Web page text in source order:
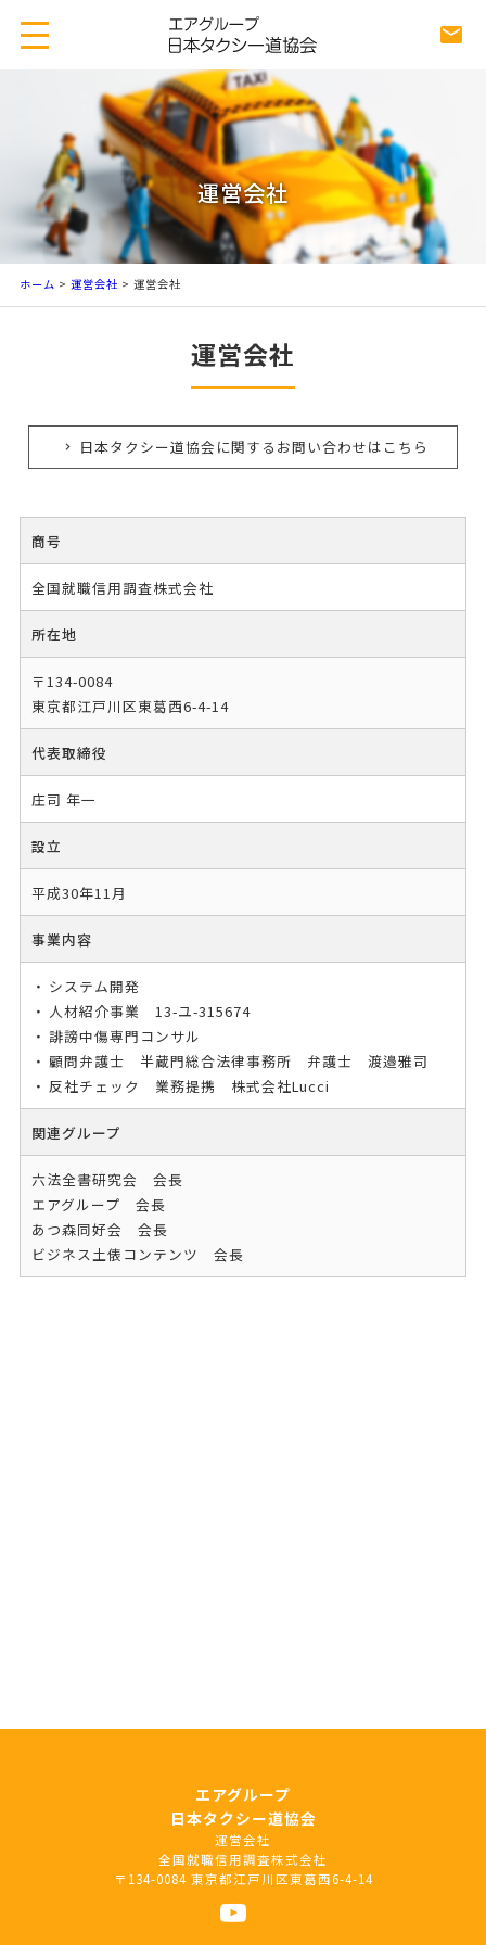
運営会社
ホーム > 運営会社> 運営会社
運営会社
日本タクシー道協会に関するお問い合わせはこちら
商号
全国就職信用調査株式会社
所在地
〒134-0084
東京都江戸川区東葛西6-4-14
代表取締役
庄司 年一
設立
平成30年11月
事業内容
システム開発
人材紹介事業 13-ユ-315674
誹謗中傷専門コンサル
顧問弁護士 半蔵門総合法律事務所 弁護士 渡邉雅司
反社チェック 業務提携 株式会社Lucci
関連グループ
六法全書研究会 会長
エアグループ 会長
あつ森同好会 会長
ビジネス土俵コンテンツ 会長
エアグループ
日本タクシー道協会
運営会社
全国就職信用調査株式会社
〒134-0084 東京都江戸川区東葛西6-4-14